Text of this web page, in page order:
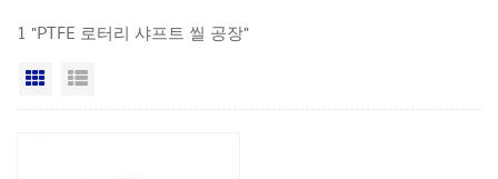
1 "PTFE 로터리 샤프트 ​​씰 공장"
격자보기